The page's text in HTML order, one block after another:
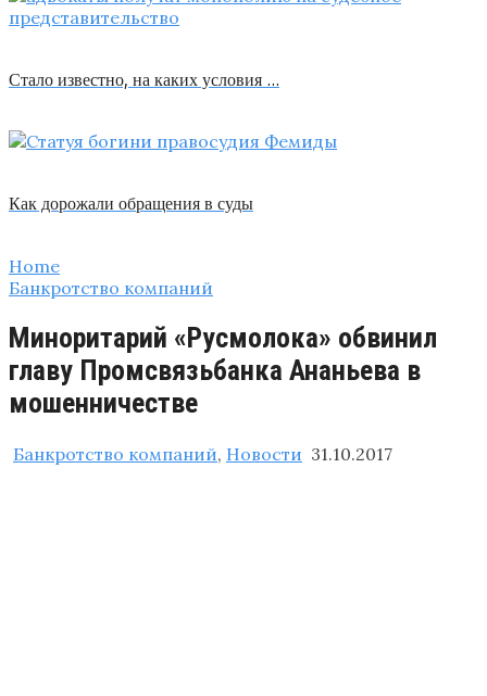
Стало известно, на каких условия …
Как дорожали обращения в суды
Home
Банкротство компаний
Миноритарий «Русмолока» обвинил
главу Промсвязьбанка Ананьева в
мошенничестве
Банкротство компаний, Новости 31.10.2017